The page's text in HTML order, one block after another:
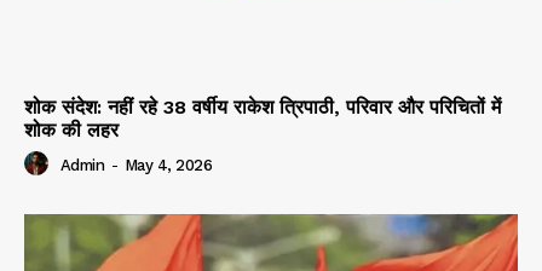
शोक संदेश: नहीं रहे 38 वर्षीय राकेश त्रिपाठी, परिवार और परिचितों में
शोक की लहर
Admin - May 4, 2026